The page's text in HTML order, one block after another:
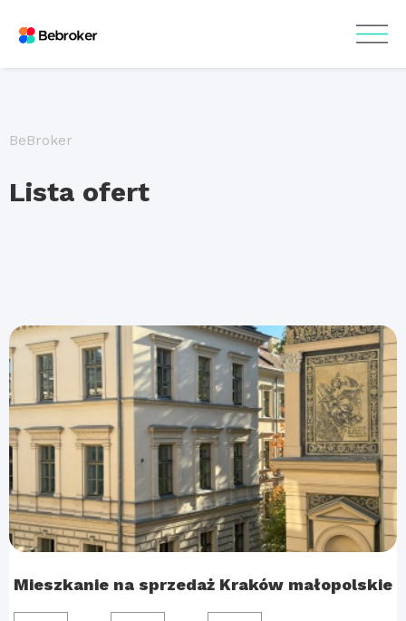
BeBroker
Lista ofert
Mieszkanie na sprzedaż Kraków małopolskie